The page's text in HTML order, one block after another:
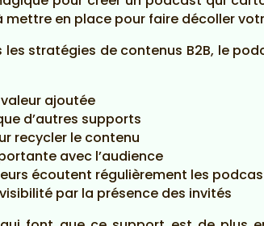
en place pour faire décoller
les stratégies de contenus B2B, le
ajoutée
d’autres supports
recycler le contenu
avec l’audience
écoutent régulièrement les
par la présence des invités